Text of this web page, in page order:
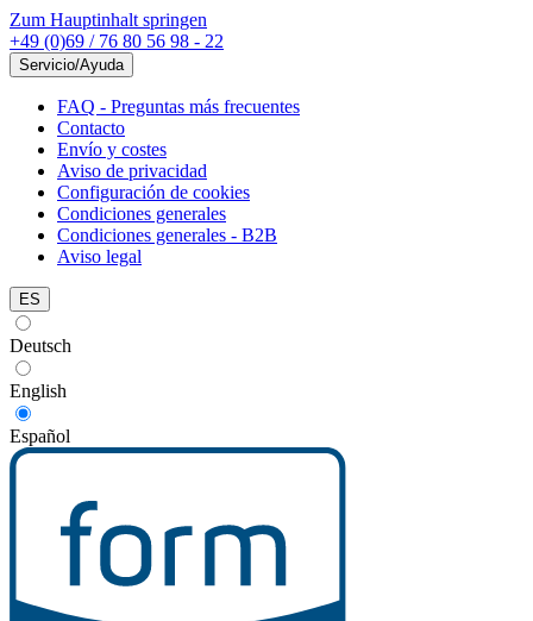
Zum Hauptinhalt springen
+49 (0)69 / 76 80 56 98 - 22
Servicio/Ayuda
FAQ - Preguntas más frecuentes
Contacto
Envío y costes
Aviso de privacidad
Configuración de cookies
Condiciones generales
Condiciones generales - B2B
Aviso legal
ES
Deutsch
English
Español